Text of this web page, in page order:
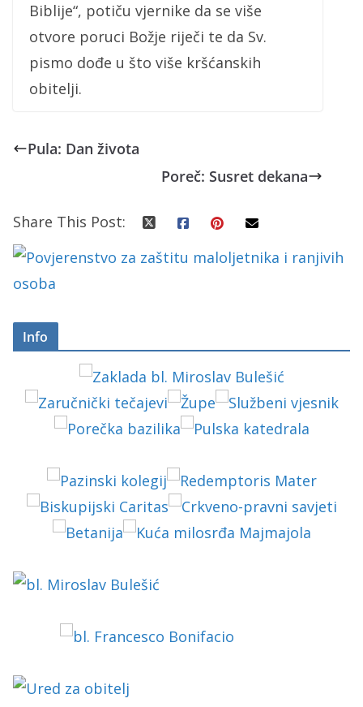
Biblije“, potiču vjernike da se više
otvore poruci Božje riječi te da Sv.
pismo dođe u što više kršćanskih
obitelji.
Pula: Dan života
Poreč: Susret dekana
Share This Post:
Info